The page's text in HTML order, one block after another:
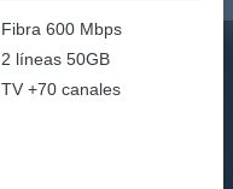
Fibra 600 Mbps
2 líneas 50GB
TV +70 canales